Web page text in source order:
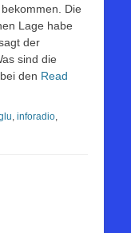
Die
Lage habe
der
sind die
den Read
, inforadio,